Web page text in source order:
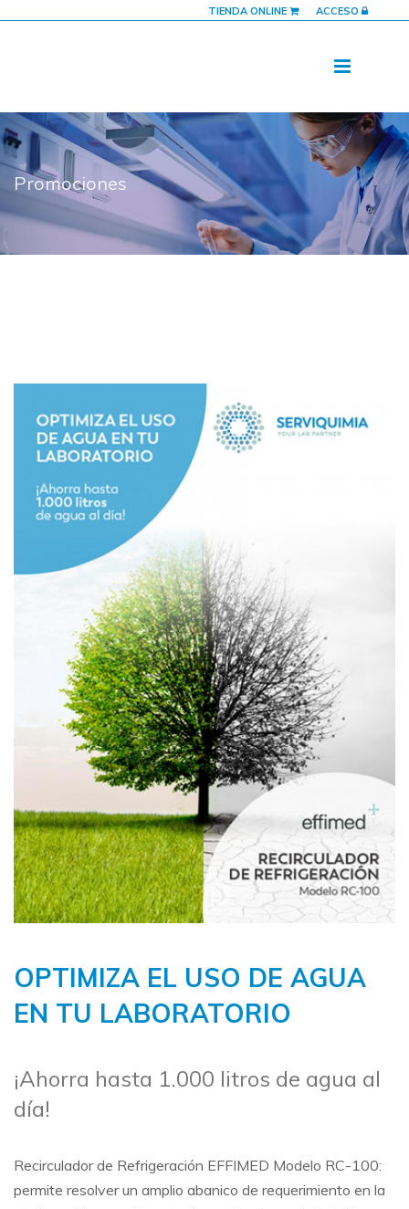
TIENDA ONLINE ACCESO
Promociones
OPTIMIZA EL USO DE AGUA
EN TU LABORATORIO
¡Ahorra hasta 1.000 litros de agua al
día!
Recirculador de Refrigeración EFFIMED Modelo RC-100:
permite resolver un amplio abanico de requerimiento en la